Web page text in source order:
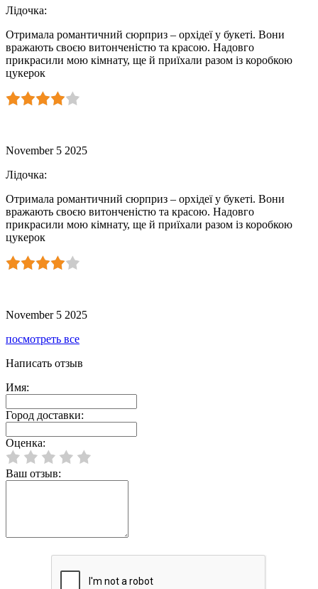
Лідочка:
Отримала романтичний сюрприз – орхідеї у букеті. Вони
вражають своєю витонченістю та красою. Надовго
прикрасили мою кімнату, ще й приїхали разом із коробкою
цукерок
November 5 2025
Лідочка:
Отримала романтичний сюрприз – орхідеї у букеті. Вони
вражають своєю витонченістю та красою. Надовго
прикрасили мою кімнату, ще й приїхали разом із коробкою
цукерок
November 5 2025
посмотреть все
Написать отзыв
Имя:
Город доставки:
Оценка:
Ваш отзыв: